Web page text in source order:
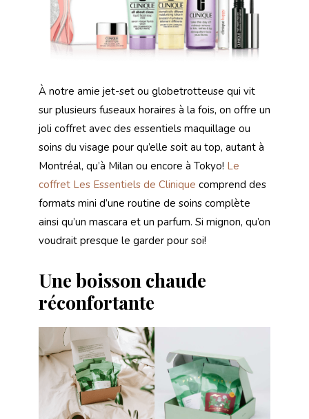
À notre amie jet-set ou globetrotteuse qui vit
sur plusieurs fuseaux horaires à la fois, on offre un
joli coffret avec des essentiels maquillage ou
soins du visage pour qu’elle soit au top, autant à
Montréal, qu’à Milan ou encore à Tokyo! Le
coffret Les Essentiels de Clinique comprend des
formats mini d’une routine de soins complète
ainsi qu’un mascara et un parfum. Si mignon, qu’on
voudrait presque le garder pour soi!
Une boisson chaude
réconfortante